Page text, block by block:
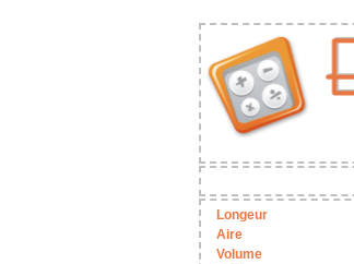
Longeur
Aire
Volume